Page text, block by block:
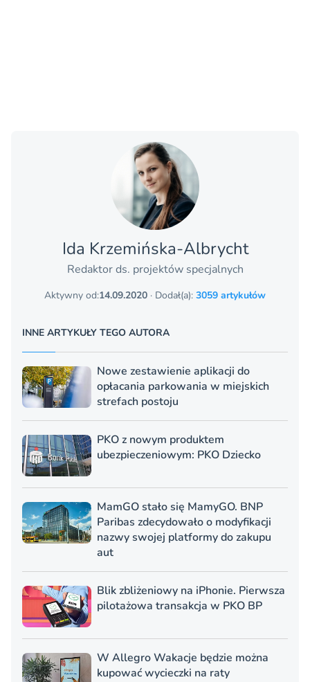
Ida Krzemińska-Albrycht
Redaktor ds. projektów specjalnych
Aktywny od:14.09.2020 · Dodał(a): 3059 artykułów
INNE ARTYKUŁY TEGO AUTORA
Nowe zestawienie aplikacji do
opłacania parkowania w miejskich
strefach postoju
PKO z nowym produktem
ubezpieczeniowym: PKO Dziecko
MamGO stało się MamyGO. BNP
Paribas zdecydowało o modyfikacji
nazwy swojej platformy do zakupu
aut
Blik zbliżeniowy na iPhonie. Pierwsza
pilotażowa transakcja w PKO BP
W Allegro Wakacje będzie można
kupować wycieczki na raty